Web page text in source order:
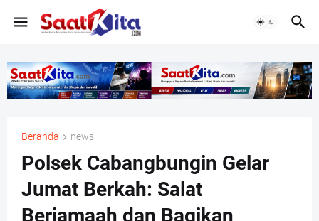
Beranda news
Polsek Cabangbungin Gelar
Jumat Berkah: Salat
Berjamaah dan Bagikan